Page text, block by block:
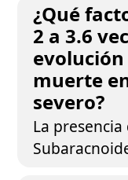
¿Qué
2 a 3.6
muerte
severo?
La